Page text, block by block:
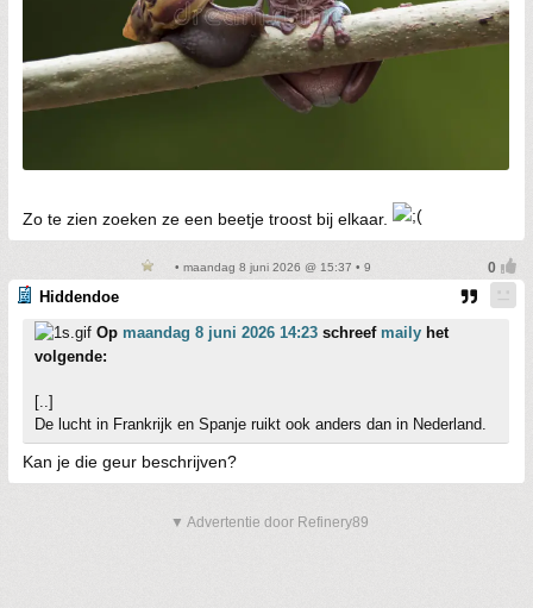
Zo te zien zoeken ze een beetje troost bij elkaar.
• maandag 8 juni 2026 @ 15:37 • 9
Hiddendoe
Op maandag 8 juni 2026 14:23 schreef maily het
volgende:
[..]
De lucht in Frankrijk en Spanje ruikt ook anders dan in Nederland.
Kan je die geur beschrijven?
▼ Advertentie door Refinery89